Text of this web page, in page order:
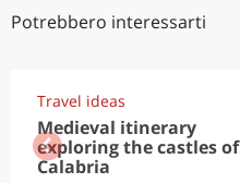
Potrebbero interessarti
Travel ideas
Medieval itinerary
exploring the castles of
Calabria